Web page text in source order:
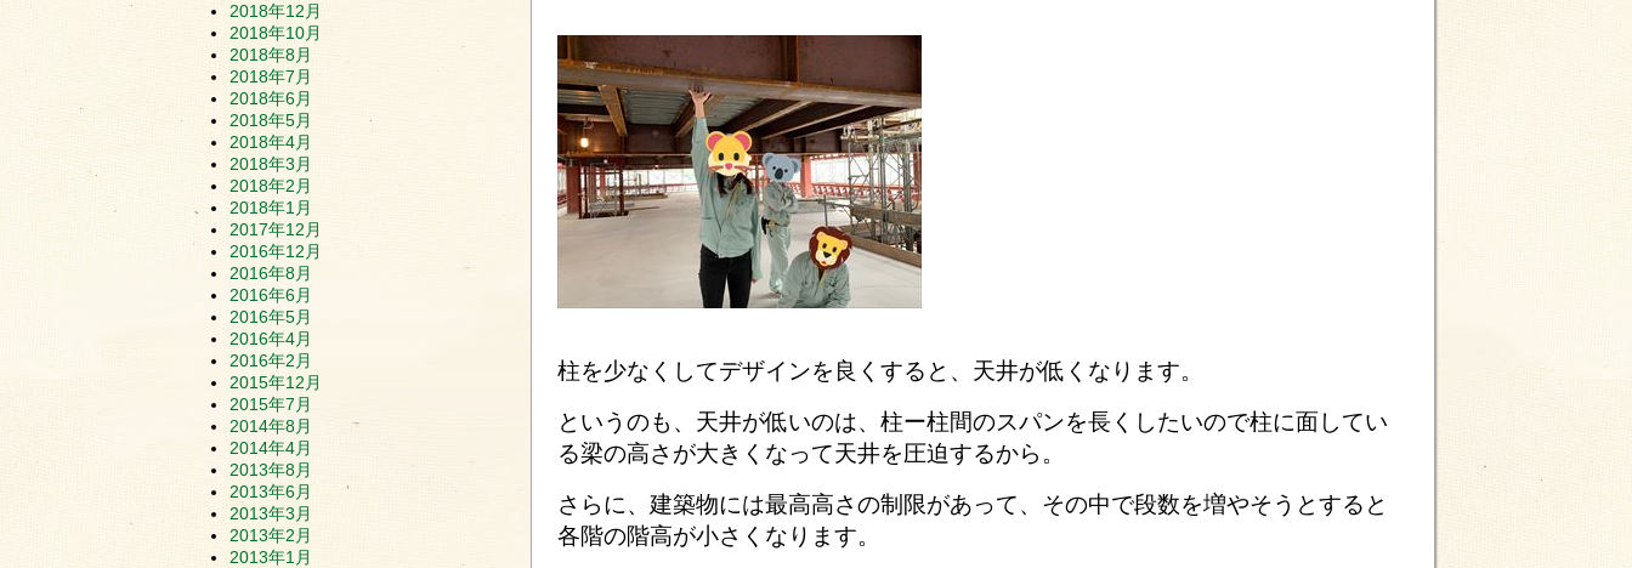
柱を少なくしてデザインを良くすると、天井が低くなります。
というのも、天井が低いのは、柱ー柱間のスパンを長くしたいので柱に面してい
る梁の高さが大きくなって天井を圧迫するから。
さらに、建築物には最高高さの制限があって、その中で段数を増やそうとすると
各階の階高が小さくなります。
2018年12月
2018年10月
2018年8月
2018年7月
2018年6月
2018年5月
2018年4月
2018年3月
2018年2月
2018年1月
2017年12月
2016年12月
2016年8月
2016年6月
2016年5月
2016年4月
2016年2月
2015年12月
2015年7月
2014年8月
2014年4月
2013年8月
2013年6月
2013年3月
2013年2月
2013年1月